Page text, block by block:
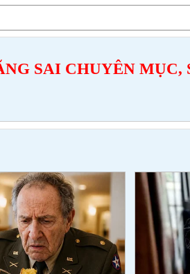
SAI CHUYÊN